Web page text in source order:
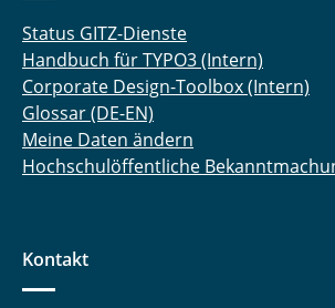
Status GITZ-Dienste
Handbuch für TYPO3 (Intern)
Corporate Design-Toolbox (Intern)
Glossar (DE-EN)
Meine Daten ändern
Hochschulöffentliche
Kontakt